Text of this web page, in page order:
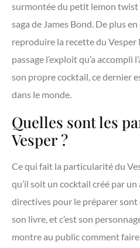
surmontée du petit lemon twist
saga de James Bond. De plus
reproduire la recette du
passage l’exploit qu’a accompli
son propre cocktail, ce dernier
dans le monde.
Quelles sont les
Vesper ?
Ce qui fait la particularité du
qu’il soit un cocktail créé par
directives pour le préparer
son livre, et c’est son
montre au public comment